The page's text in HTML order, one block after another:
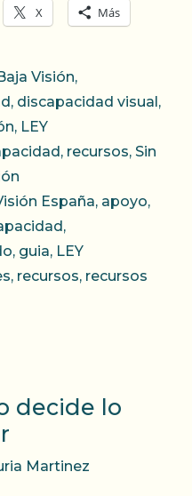
X Más
Visión,
, discapacidad visual ,
, LEY
, recursos, Sin
España, apoyo,
,
, guia, LEY
, recursos, recursos
decide lo
Martinez